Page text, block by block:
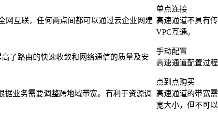
网互联，任何两点间都可以通过云企业网建
单点连接
高速通道不具有
VPC互通。
了路由的快速收敛和网络通信的质量及安
手动配置
高速通道配置过
业务需要调整跨地域带宽。有利于资源调
点到点购买
高速通道的带宽
宽大小，但不可以